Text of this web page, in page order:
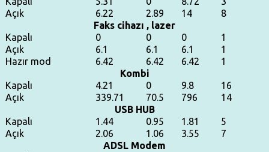
Açık
6.22 2.89 14
8
Faks cihazı , lazer
Kapalı
0 0 0
1
Açık
6.1 6.1 6.1
1
Hazır mod
6.42 6.42 6.42
1
Kombi
Kapalı
4.21 0 9.8
16
Açık
339.71 70.5 796
14
USB HUB
Kapalı
1.44 0.95 1.81
5
Açık
2.06 1.06 3.55
7
ADSL Modem